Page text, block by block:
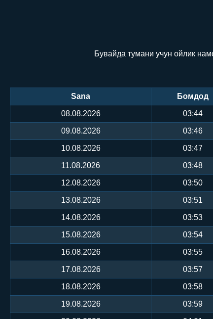
Бувайда тумани учун ойлик
Sana Бомдод
08.08.2026 03:44
09.08.2026 03:46
10.08.2026 03:47
11.08.2026 03:48
12.08.2026 03:50
13.08.2026 03:51
14.08.2026 03:53
15.08.2026 03:54
16.08.2026 03:55
17.08.2026 03:57
18.08.2026 03:58
19.08.2026 03:59